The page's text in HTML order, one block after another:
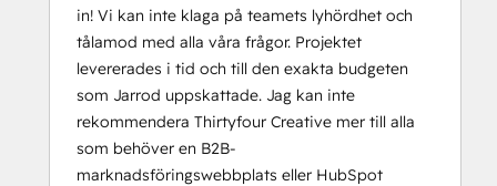
in! Vi kan inte klaga på teamets lyhördhet och
tålamod med alla våra frågor. Projektet
levererades i tid och till den exakta budgeten
som Jarrod uppskattade. Jag kan inte
rekommendera Thirtyfour Creative mer till alla
som behöver en B2B-
marknadsföringswebbplats eller HubSpot